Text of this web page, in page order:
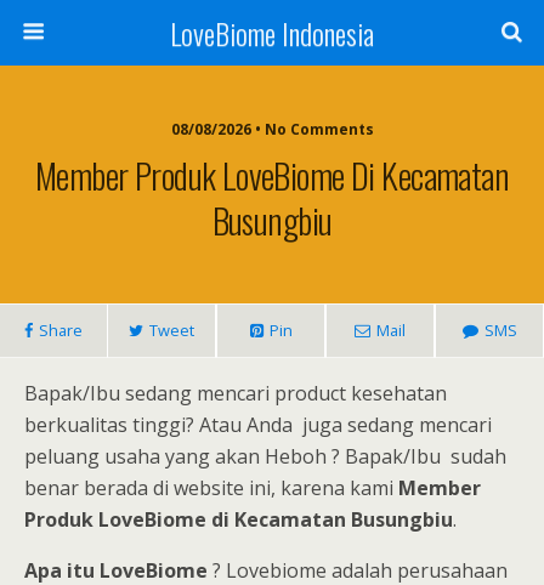
LoveBiome Indonesia
08/08/2026 • No Comments
Member Produk LoveBiome Di Kecamatan
Busungbiu
Share Tweet Pin Mail SMS
Bapak/Ibu sedang mencari product kesehatan
berkualitas tinggi? Atau Anda juga sedang mencari
peluang usaha yang akan Heboh ? Bapak/Ibu sudah
benar berada di website ini, karena kami Member
Produk LoveBiome di Kecamatan Busungbiu.
Apa itu LoveBiome ? Lovebiome adalah perusahaan